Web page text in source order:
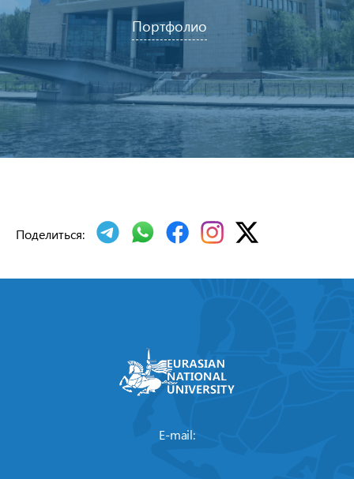
Портфолио
Поделиться:
E-mail: